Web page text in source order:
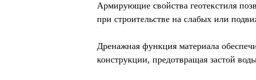
Армирующие свойства геотекстиля
при строительстве на слабых или
Дренажная функция материала
конструкции, предотвращая застой